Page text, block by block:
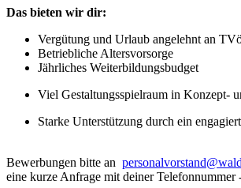
Das bieten wir dir:
Vergütung und Urlaub angelehnt an
Betriebliche Altersvorsorge
Jährliches Weiterbildungsbudget
Viel Gestaltungsspielraum in Konzept-
Starke Unterstützung durch ein
Bewerbungen bitte an
eine kurze Anfrage mit deiner